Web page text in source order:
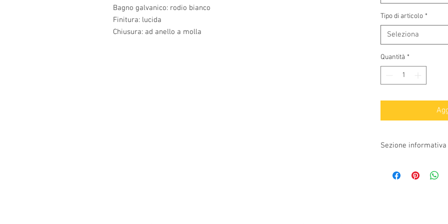
Bagno galvanico: rodio bianco
Finitura: lucida
Chiusura: ad anello a molla
Tipo di articolo *
Seleziona
Quantità *
Sezione informativa
gioielli, già trattati